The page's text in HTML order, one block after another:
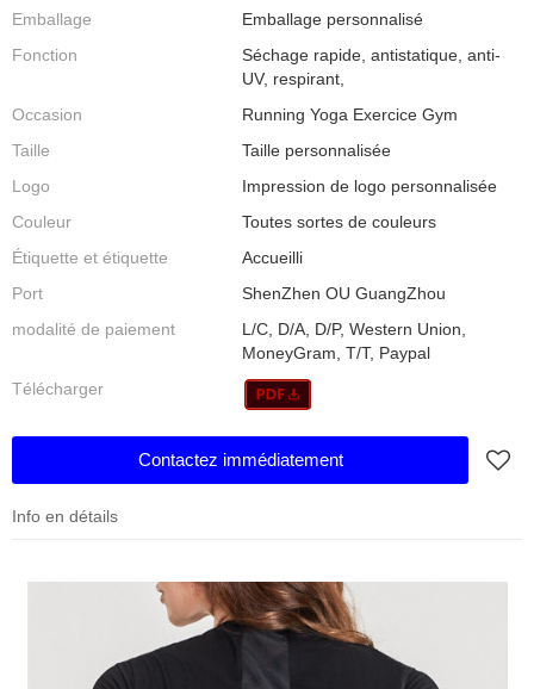
Emballage
Emballage personnalisé
Fonction
Séchage rapide, antistatique, anti-
UV, respirant,
Occasion
Running Yoga Exercice Gym
Taille
Taille personnalisée
Logo
Impression de logo personnalisée
Couleur
Toutes sortes de couleurs
Étiquette et étiquette
Accueilli
Port
ShenZhen OU GuangZhou
modalité de paiement
L/C, D/A, D/P, Western Union,
MoneyGram, T/T, Paypal
Télécharger
Contactez immédiatement
Info en détails